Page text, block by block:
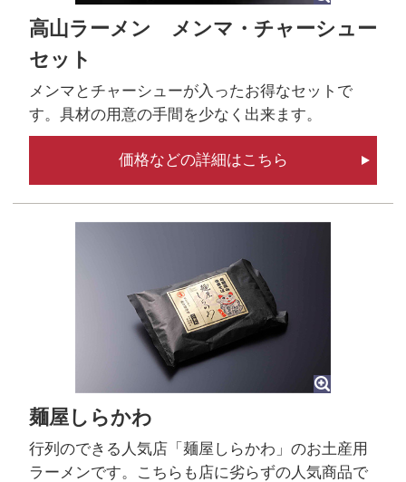
高山ラーメン メンマ・チャーシュー
セット
メンマとチャーシューが入ったお得なセットで
す。具材の用意の手間を少なく出来ます。
価格などの詳細はこちら
麺屋しらかわ
行列のできる人気店「麺屋しらかわ」のお土産用
ラーメンです。こちらも店に劣らずの人気商品で